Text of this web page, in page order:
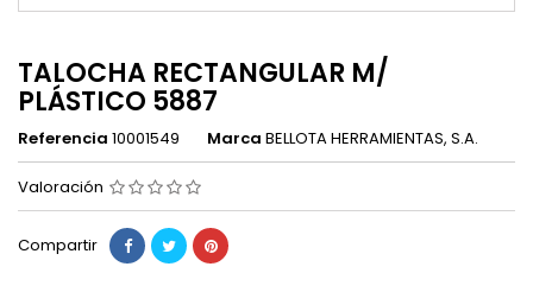
TALOCHA RECTANGULAR M/
PLÁSTICO 5887
Referencia 10001549 Marca BELLOTA HERRAMIENTAS, S.A.
Valoración
Compartir